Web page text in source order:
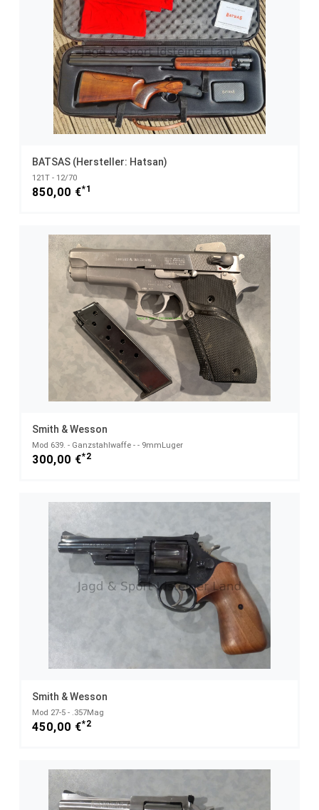
BATSAS (Hersteller: Hatsan)
121T - 12/70
850,00 €*1
Smith & Wesson
Mod 639. - Ganzstahlwaffe - - 9mmLuger
300,00 €*2
Smith & Wesson
Mod 27-5 - .357Mag
450,00 €*2